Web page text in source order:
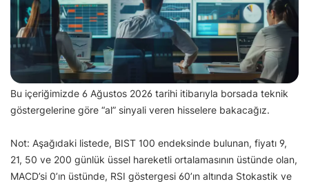
Bu içeriğimizde 6 Ağustos 2026 tarihi itibarıyla borsada teknik
göstergelerine göre “al” sinyali veren hisselere bakacağız.
Not: Aşağıdaki listede, BIST 100 endeksinde bulunan, fiyatı 9,
21, 50 ve 200 günlük üssel hareketli ortalamasının üstünde olan,
MACD’si 0’ın üstünde, RSI göstergesi 60’ın altında Stokastik ve